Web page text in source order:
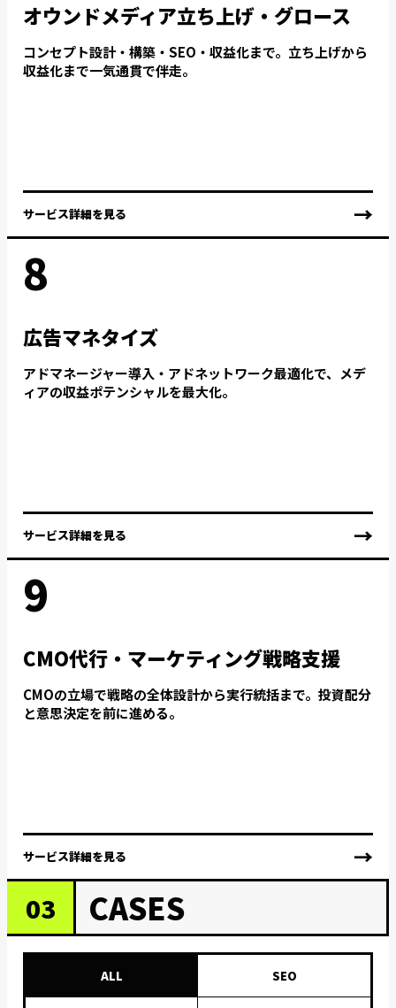
オウンドメディア立ち上げ・グロース
コンセプト設計・構築・SEO・収益化まで。立ち上げから
収益化まで一気通貫で伴走。
サービス詳細を見る →
8
広告マネタイズ
アドマネージャー導入・アドネットワーク最適化で、メデ
ィアの収益ポテンシャルを最大化。
サービス詳細を見る →
9
CMO代行・マーケティング戦略支援
CMOの立場で戦略の全体設計から実行統括まで。投資配分
と意思決定を前に進める。
サービス詳細を見る →
03 CASES
ALL SEO